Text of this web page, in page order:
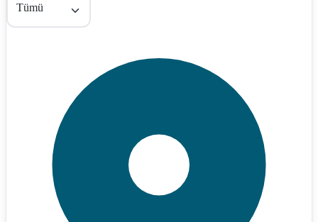
Tümü